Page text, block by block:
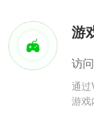
游
访
通过
游戏